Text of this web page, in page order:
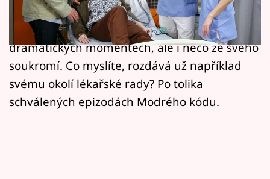
Filmový festival Karlovy Vary
Pořady
Mámy sobě
ředitelka obsahu FTV Prima Lenka Hornová
prozradila nejen více o zmíněných
dramatických momentech, ale i něco ze svého
soukromí. Co myslíte, rozdává už například
svému okolí lékařské rady? Po tolika
schválených epizodách Modrého kódu.